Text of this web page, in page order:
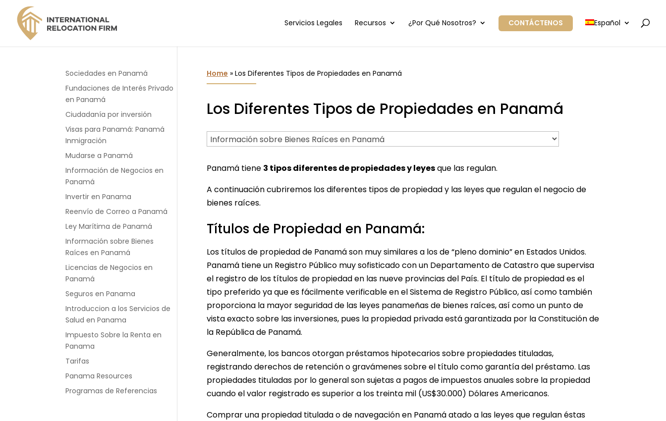
Servicios Legales Recursos ¿Por Qué Nosotros? CONTÁCTENOS Español
Home » Los Diferentes Tipos de Propiedades en Panamá
Los Diferentes Tipos de Propiedades en Panamá
Panamá tiene 3 tipos diferentes de propiedades y leyesque las regulan.
A continuación cubriremos los diferentes tipos de propiedad y las leyes que regulan el negocio de
bienes raíces.
Títulos de Propiedad en Panamá:
Los títulos de propiedad de Panamá son muy similares a los de “pleno dominio” en Estados Unidos.
Panamá tiene un Registro Público muy sofisticado con un Departamento de Catastro que supervisa
el registro de los títulos de propiedad en las nueve provincias del País. El título de propiedad es el
tipo preferido ya que es fácilmente verificable en el Sistema de Registro Público, así como también
proporciona la mayor seguridad de las leyes panameñas de bienes raíces, así como un punto de
vista exacto sobre las inversiones, pues la propiedad privada está garantizada por la Constitución de
la República de Panamá.
Generalmente, los bancos otorgan préstamos hipotecarios sobre propiedades tituladas,
registrando derechos de retención o gravámenes sobre el título como garantía del préstamo. Las
propiedades tituladas por lo general son sujetas a pagos de impuestos anuales sobre la propiedad
cuando el valor registrado es superior a los treinta mil (US$30.000) Dólares Americanos.
Comprar una propiedad titulada o de navegación en Panamá atado a las leyes que regulan éstas
Sociedades en Panamá
Fundaciones de Interés Privado
en Panamá
Ciudadanía por inversión
Visas para Panamá: Panamá
Inmigración
Mudarse a Panamá
Información de Negocios en
Panamá
Invertir en Panama
Reenvío de Correo a Panamá
Ley Marítima de Panamá
Información sobre Bienes
Raíces en Panamá
Licencias de Negocios en
Panamá
Seguros en Panama
Introduccion a los Servicios de
Salud en Panama
Impuesto Sobre la Renta en
Panama
Tarifas
Panama Resources
Programas de Referencias